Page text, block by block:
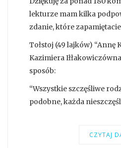
lekturze mam kilka
zdanie, które
Tołstoj (49 lajków) “Annę
Kazimiera
sposób:
“Wszystkie szczęśliwe
podobne, każda
CZYTAJ